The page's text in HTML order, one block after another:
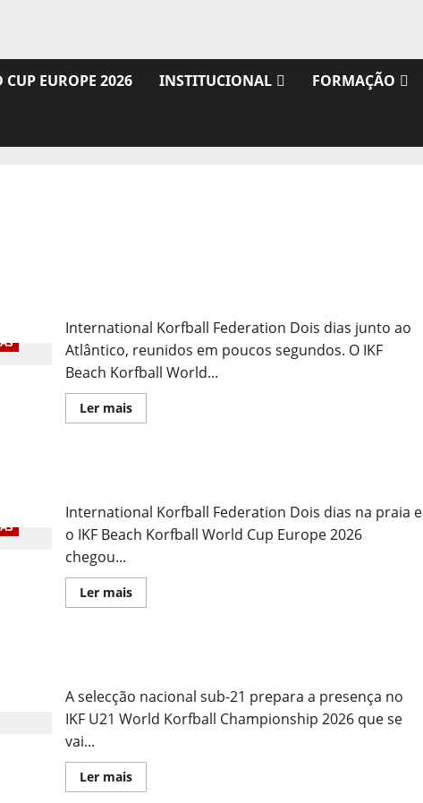
EUROPE 2026 INSTITUCIONAL FORMAÇÃO
International Korfball Federation Dois dias junto ao
Atlântico, reunidos em poucos segundos. O IKF
Beach Korfball World...
Ler maisLeia
mais
International Korfball Federation Dois dias na praia e
o IKF Beach Korfball World Cup Europe 2026
chegou...
Ler maisLeia
mais
A selecção nacional sub-21 prepara a presença no
IKF U21 World Korfball Championship 2026 que se
vai...
Ler maisLeia
mais